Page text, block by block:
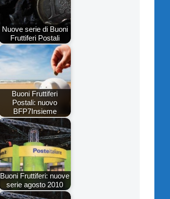
Nuove serie di Buoni
Fruttiferi Postali
Buoni Fruttiferi
Postali: nuovo
BFP7Insieme
Buoni Fruttiferi: nuove
serie agosto 2010